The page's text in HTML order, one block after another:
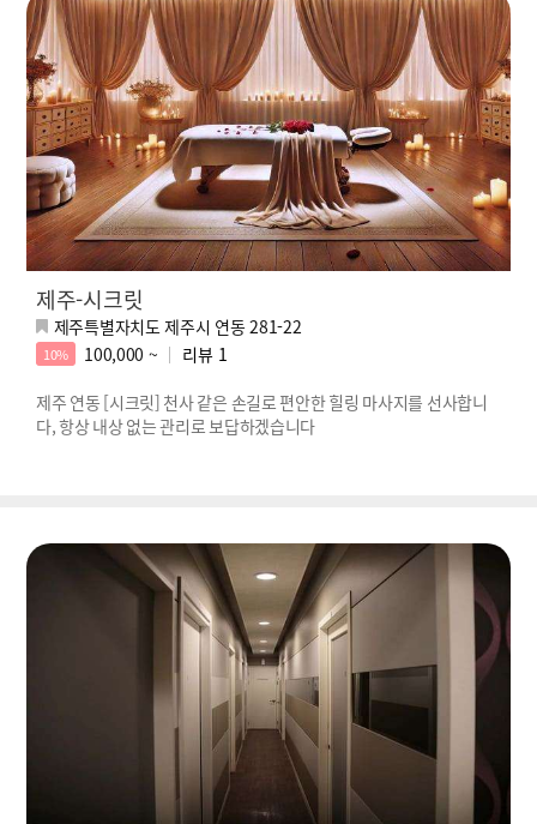
제주-시크릿
제주특별자치도 제주시 연동 281-22
10% 100,000 ~ 리뷰 1
제주 연동 [시크릿] 천사 같은 손길로 편안한 힐링 마사지를 선사합니
다, 항상 내상 없는 관리로 보답하겠습니다